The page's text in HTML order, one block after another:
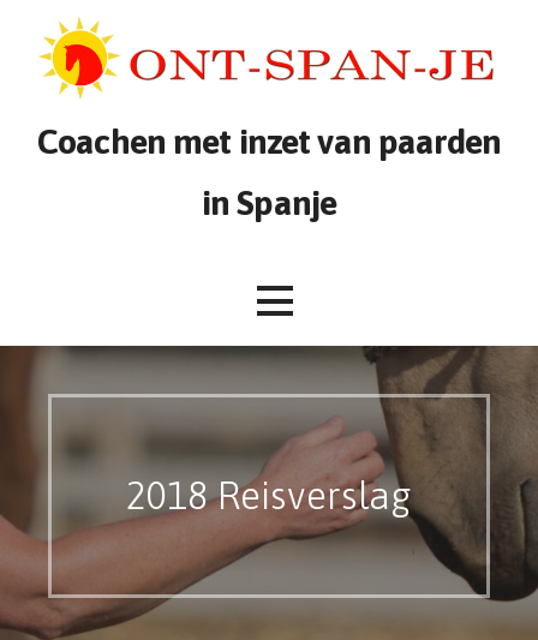
Coachen met inzet van paarden
in Spanje
2018 Reisverslag